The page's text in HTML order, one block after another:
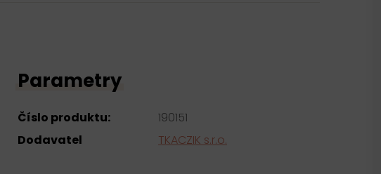
Parametry
Číslo produktu:
190151
Dodavatel
TKACZIK s.r.o.